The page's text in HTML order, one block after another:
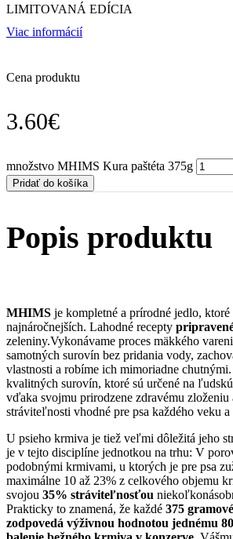
LIMITOVANÁ EDÍCIA
Viac informácií
Cena produktu
3.60€
množstvo MHIMS Kura paštéta 375g
Pridať do košíka
Popis produktu
MHIMS je kompletné a prírodné jedlo, ktoré
najnáročnejších. Lahodné recepty
zeleniny.Vykonávame proces mäkkého
samotných surovín bez pridania vody,
vlastnosti a robíme ich mimoriadne
kvalitných surovín, ktoré sú určené na
vďaka svojmu prirodzene zdravému zloženiu
stráviteľnosti vhodné pre psa každého veku a
U psieho krmiva je tiež veľmi dôležitá jeho
je v tejto disciplíne jednotkou na trhu: V
podobnými krmivami, u ktorých je pre psa
maximálne 10 až 23% z celkového objemu
svojou 35% stráviteľnosťou
Prakticky to znamená, že každé 375
zodpovedá výživnou hodnotou jednému